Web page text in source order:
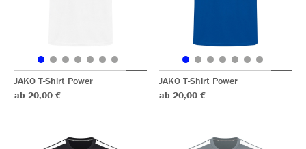
JAKO T-Shirt Power
ab 20,00 €
JAKO T-Shirt Power
ab 20,00 €